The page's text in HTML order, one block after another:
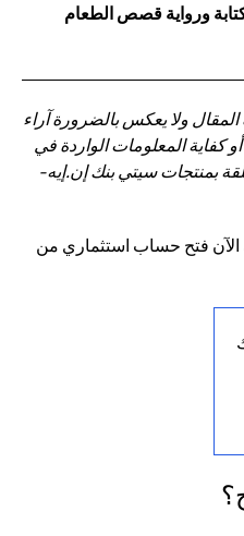
ورواية قصص الطعام
ولا يعكس بالضرورة آراء
كفاية المعلومات الواردة في
بمنتجات سيتي بنك إن.إيه-